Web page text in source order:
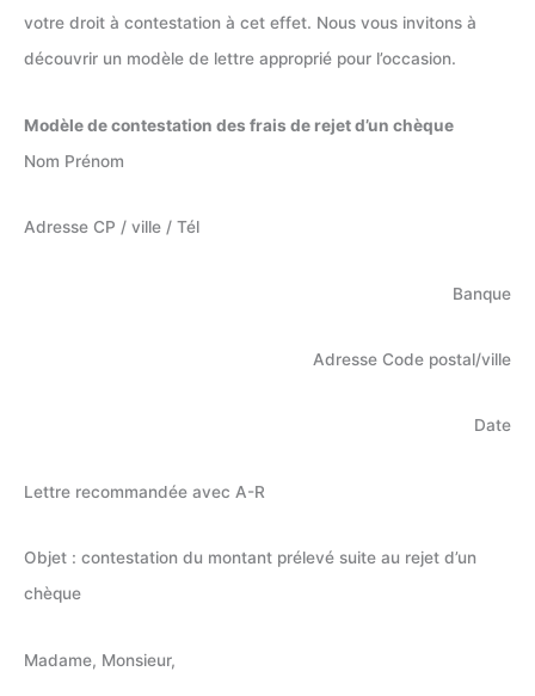
votre droit à contestation à cet effet. Nous vous invitons à
découvrir un modèle de lettre approprié pour l’occasion.
Modèle de contestation des frais de rejet d’un chèque
Nom Prénom
Adresse CP / ville / Tél
Banque
Adresse Code postal/ville
Date
Lettre recommandée avec A-R
Objet : contestation du montant prélevé suite au rejet d’un
chèque
Madame, Monsieur,